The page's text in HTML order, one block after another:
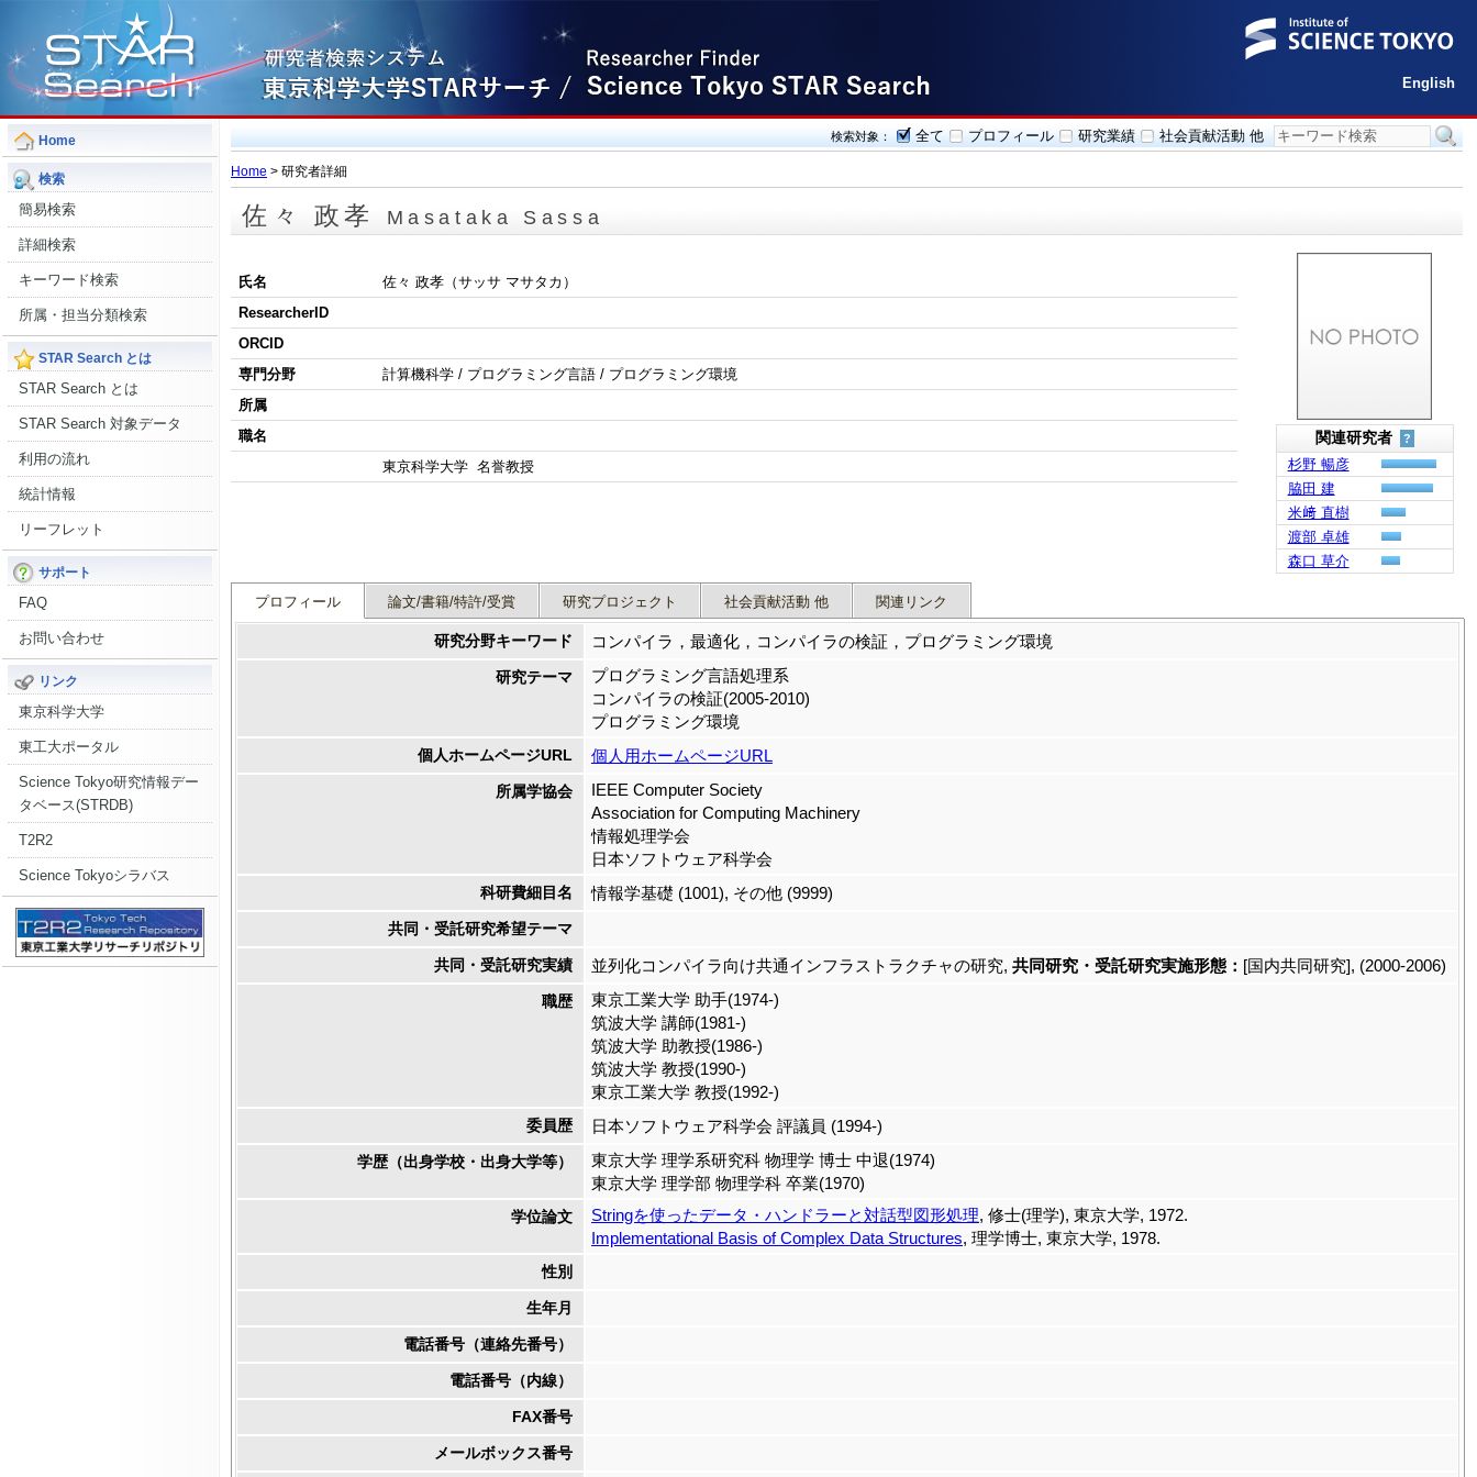
English
Home
検索
簡易検索
詳細検索
キーワード検索
所属・担当分類検索
STAR Search とは
STAR Search とは
STAR Search 対象データ
利用の流れ
統計情報
リーフレット
サポート
FAQ
お問い合わせ
リンク
東京科学大学
東工大ポータル
Science Tokyo研究情報デー
タベース(STRDB)
T2R2
Science Tokyoシラバス
検索対象： 全て プロフィール 研究業績 社会貢献活動 他
Home > 研究者詳細
佐々 政孝 Masataka Sassa
関連研究者 ?
杉野 暢彦
脇田 建
米﨑 直樹
渡部 卓雄
森口 草介
氏名
佐々 政孝（サッサ マサタカ）
ResearcherID
ORCID
専門分野
計算機科学 / プログラミング言語 / プログラミング環境
所属
職名
東京科学大学 名誉教授
プロフィール 論文/書籍/特許/受賞 研究プロジェクト 社会貢献活動 他 関連リンク
研究分野キーワード コンパイラ，最適化，コンパイラの検証，プログラミング環境
研究テーマ
プログラミング言語処理系
コンパイラの検証(2005-2010)
プログラミング環境
個人ホームページURL 個人用ホームページURL
所属学協会
IEEE Computer Society
Association for Computing Machinery
情報処理学会
日本ソフトウェア科学会
科研費細目名 情報学基礎 (1001), その他 (9999)
共同・受託研究希望テーマ
共同・受託研究実績 並列化コンパイラ向け共通インフラストラクチャの研究, 共同研究・受託研究実施形態： [国内共同研究], (2000-2006)
職歴
東京工業大学 助手(1974-)
筑波大学 講師(1981-)
筑波大学 助教授(1986-)
筑波大学 教授(1990-)
東京工業大学 教授(1992-)
委員歴 日本ソフトウェア科学会 評議員 (1994-)
学歴（出身学校・出身大学等）
東京大学 理学系研究科 物理学 博士 中退(1974)
東京大学 理学部 物理学科 卒業(1970)
学位論文 Stringを使ったデータ・ハンドラーと対話型図形処理, 修士(理学), 東京大学, 1972.
Implementational Basis of Complex Data Structures, 理学博士, 東京大学, 1978.
性別
生年月
電話番号（連絡先番号）
電話番号（内線）
FAX番号
メールボックス番号